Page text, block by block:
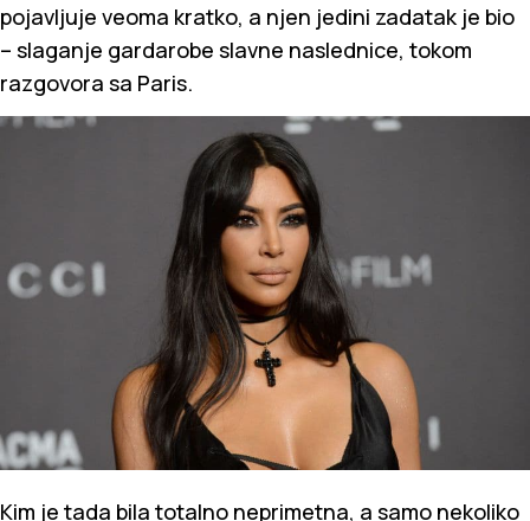
pojavljuje veoma kratko, a njen jedini zadatak je bio
– slaganje gardarobe slavne naslednice, tokom
razgovora sa Paris.
Kim je tada bila totalno neprimetna, a samo nekoliko